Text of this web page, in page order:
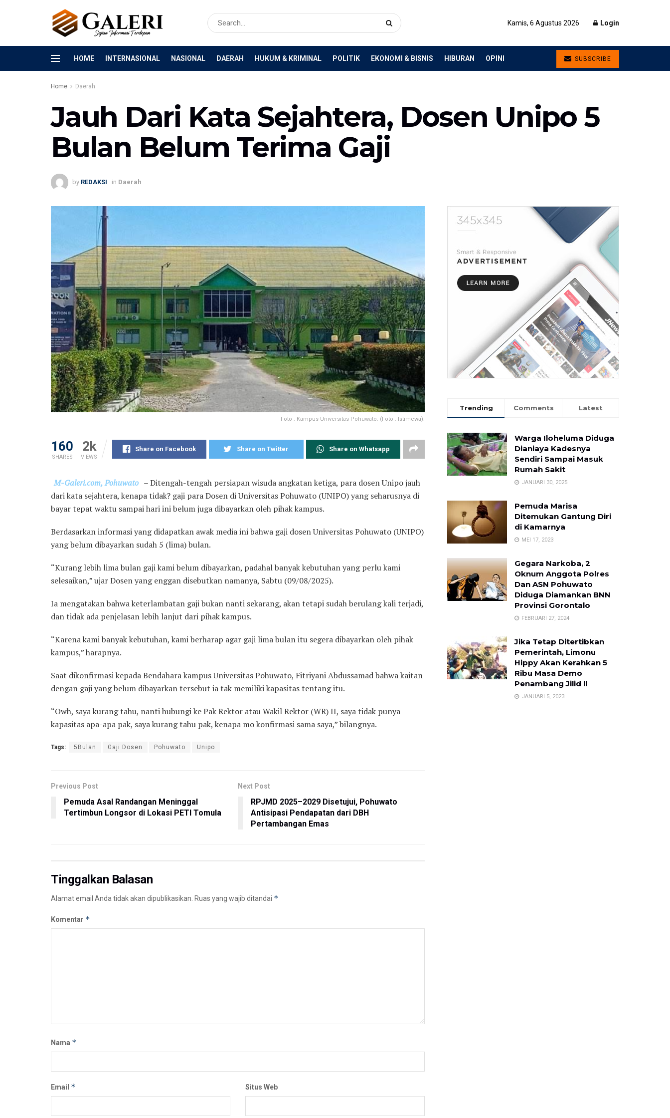
Kamis, 6 Agustus 2026 Login
HOME INTERNASIONAL NASIONAL DAERAH HUKUM & KRIMINAL POLITIK EKONOMI & BISNIS HIBURAN OPINI SUBSCRIBE
Home Daerah
Jauh Dari Kata Sejahtera, Dosen Unipo 5
Bulan Belum Terima Gaji
by REDAKSI in Daerah
Foto : Kampus Universitas Pohuwato. (Foto : Istimewa).
160
SHARES
2k
VIEWS
Share on Facebook Share on Twitter Share on Whatsapp
M-Galeri.com, Pohuwato – Ditengah-tengah persiapan wisuda angkatan ketiga, para dosen Unipo jauh
dari kata sejahtera, kenapa tidak? gaji para Dosen di Universitas Pohuwato (UNIPO) yang seharusnya di
bayar tepat waktu sampai hari ini belum juga dibayarkan oleh pihak kampus.
Berdasarkan informasi yang didapatkan awak media ini bahwa gaji dosen Universitas Pohuwato (UNIPO)
yang belum dibayarkan sudah 5 (lima) bulan.
“Kurang lebih lima bulan gaji kami belum dibayarkan, padahal banyak kebutuhan yang perlu kami
selesaikan,” ujar Dosen yang enggan disebutkan namanya, Sabtu (09/08/2025).
Ia mengatakan bahwa keterlambatan gaji bukan nanti sekarang, akan tetapi sudah berulang kali terjadi,
dan tidak ada penjelasan lebih lanjut dari pihak kampus.
“Karena kami banyak kebutuhan, kami berharap agar gaji lima bulan itu segera dibayarkan oleh pihak
kampus,” harapnya.
Saat dikonfirmasi kepada Bendahara kampus Universitas Pohuwato, Fitriyani Abdussamad bahwa kaitan
dengan gaji yang belum dibayarkan tersebut ia tak memiliki kapasitas tentang itu.
“Owh, saya kurang tahu, nanti hubungi ke Pak Rektor atau Wakil Rektor (WR) II, saya tidak punya
kapasitas apa-apa pak, saya kurang tahu pak, kenapa mo konfirmasi sama saya,” bilangnya.
Tags: 5Bulan Gaji Dosen Pohuwato Unipo
Previous Post
Pemuda Asal Randangan Meninggal
Tertimbun Longsor di Lokasi PETI Tomula
Next Post
RPJMD 2025–2029 Disetujui, Pohuwato
Antisipasi Pendapatan dari DBH
Pertambangan Emas
Tinggalkan Balasan
Alamat email Anda tidak akan dipublikasikan. Ruas yang wajib ditandai *
Komentar *
Nama *
Email * Situs Web
Trending Comments Latest
Warga Iloheluma Diduga
Dianiaya Kadesnya
Sendiri Sampai Masuk
Rumah Sakit
JANUARI 30, 2025
Pemuda Marisa
Ditemukan Gantung Diri
di Kamarnya
MEI 17, 2023
Gegara Narkoba, 2
Oknum Anggota Polres
Dan ASN Pohuwato
Diduga Diamankan BNN
Provinsi Gorontalo
FEBRUARI 27, 2024
Jika Tetap Ditertibkan
Pemerintah, Limonu
Hippy Akan Kerahkan 5
Ribu Masa Demo
Penambang Jilid ll
JANUARI 5, 2023